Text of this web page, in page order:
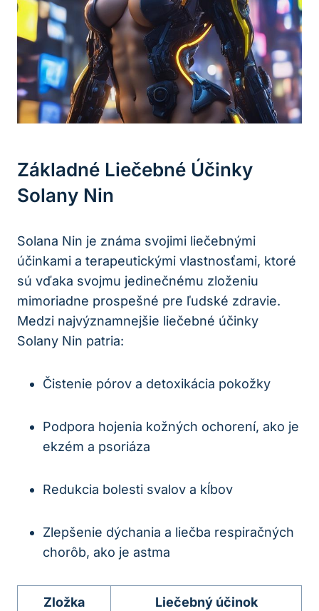
Základné Liečebné Účinky
Solany Nin
Solana Nin je známa svojimi liečebnými
účinkami a terapeutickými vlastnosťami, ktoré
sú vďaka svojmu jedinečnému zloženiu
mimoriadne prospešné pre ľudské zdravie.
Medzi najvýznamnejšie liečebné účinky
Solany Nin patria:
Čistenie pórov a detoxikácia pokožky
Podpora hojenia kožných ochorení, ako je
ekzém a psoriáza
Redukcia bolesti svalov a kĺbov
Zlepšenie dýchania a liečba respiračných
chorôb, ako je astma
Zložka Liečebný účinok